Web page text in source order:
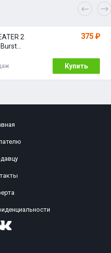
2
Burst
Ключ) РФ-
(Не все
375 ₽
Купить